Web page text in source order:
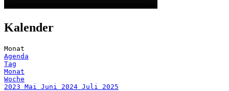
Kalender
Monat
Agenda
Tag
Monat
Woche
2023 Mai Juni 2024 Juli 2025